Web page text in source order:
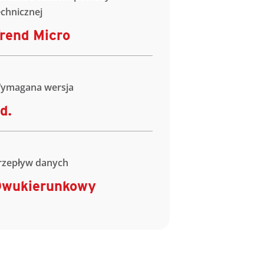
Micro
wersja
danych